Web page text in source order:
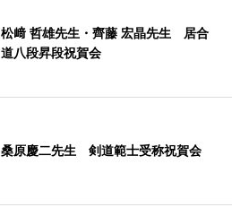
松﨑 哲雄先生・齊藤 宏晶先生 居合
道八段昇段祝賀会
桑原慶二先生 剣道範士受称祝賀会